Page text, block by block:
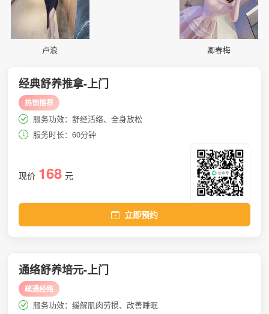
卢浪 卿春梅
经典舒养推拿-上门
热销推荐
服务功效：舒经活络、全身放松
服务时长：60分钟
现价 168 元
立即预约
通络舒养培元-上门
疏通经络
服务功效：缓解肌肉劳损、改善睡眠